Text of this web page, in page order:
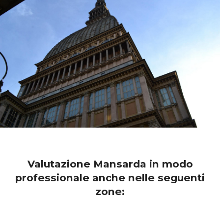
Valutazione Mansarda in modo
professionale anche nelle seguenti
zone: